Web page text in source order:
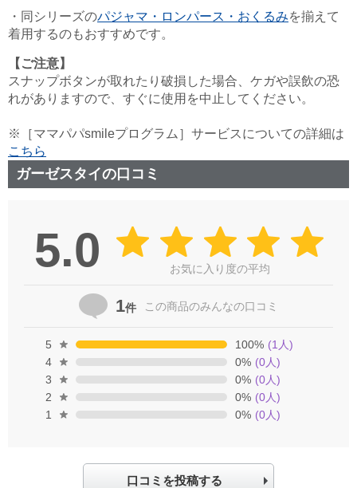
・同シリーズのパジャマ・ロンパース・おくるみを揃えて
着用するのもおすすめです。
【ご注意】
スナップボタンが取れたり破損した場合、ケガや誤飲の恐
れがありますので、すぐに使用を中止してください。
※［ママパパsmileプログラム］サービスについての詳細は
こちら
ガーゼスタイの口コミ
5.0 お気に入り度の平均
1件 この商品のみんなの口コミ
5 100% (1 人)
4
0% (0人)
3
0% (0人)
2
0% (0人)
1
0% (0人)
口コミを投稿する